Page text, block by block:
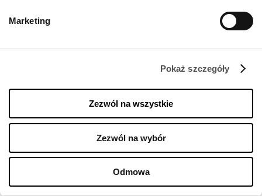
Marketing
Pokaż szczegóły
Zezwól na wszystkie
Zezwól na wybór
Odmowa